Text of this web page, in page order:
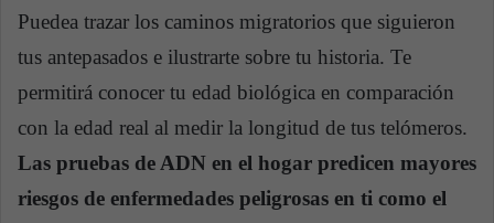
Puedea trazar los caminos migratorios que siguieron
tus antepasados e ilustrarte sobre tu historia. Te
permitirá conocer tu edad biológica en comparación
con la edad real al medir la longitud de tus telómeros.
Las pruebas de ADN en el hogar predicen mayores
riesgos de enfermedades peligrosas en ti como el